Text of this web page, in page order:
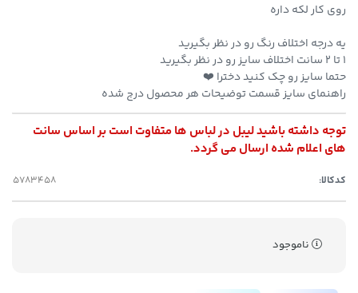
روی کار لکه داره
یه درجه اختلاف رنگ رو در نظر بگیرید
۱ تا ۲ سانت اختلاف سایز رو در نظر بگیرید
حتما سایز رو چک کنید دخترا ❤️
راهنمای سایز قسمت توضیحات هر محصول درج شده
توجه داشته باشید لیبل در لباس ها متفاوت است بر اساس سانت
های اعلام شده ارسال می گردد.
کدکالا:
ناموجود